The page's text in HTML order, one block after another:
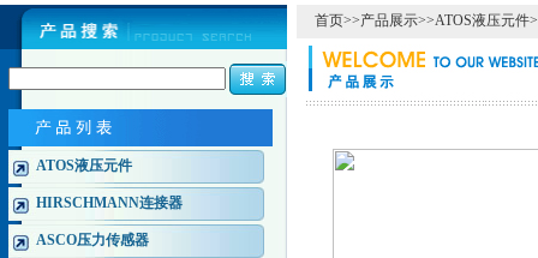
ATOS液压元件
HIRSCHMANN连接器
ASCO压力传感器
首页>>产品展示>>ATOS液压元件